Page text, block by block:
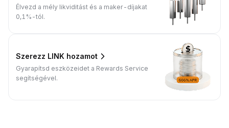
Élvezd a mély likviditást és a maker-díjakat
0,1%-tól.
Szerezz LINK hozamot
Gyarapítsd eszközeidet a Rewards Service
segítségével.